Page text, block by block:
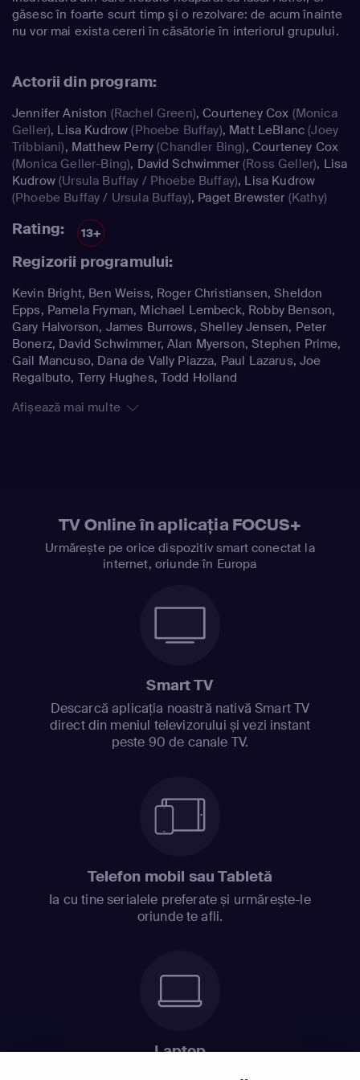
găsesc în foarte scurt timp şi o rezolvare: de acum înainte
nu vor mai exista cereri în căsătorie în interiorul grupului.
Actorii din program:
Jennifer Aniston (Rachel Green),Courteney Cox (Monica
Geller), Lisa Kudrow (Phoebe Buffay), Matt LeBlanc (Joey
Tribbiani), Matthew Perry (Chandler Bing), Courteney Cox
(Monica Geller-Bing), David Schwimmer(Ross Geller), Lisa
Kudrow(Ursula Buffay / Phoebe Buffay), Lisa Kudrow
(Phoebe Buffay / Ursula Buffay), Paget Brewster (Kathy)
Rating: 13+
Regizorii programului:
Kevin Bright, Ben Weiss, Roger Christiansen, Sheldon
Epps, Pamela Fryman, Michael Lembeck, Robby Benson,
Gary Halvorson, James Burrows, Shelley Jensen, Peter
Bonerz, David Schwimmer, Alan Myerson, Stephen Prime,
Gail Mancuso, Dana de Vally Piazza, Paul Lazarus, Joe
Regalbuto, Terry Hughes, Todd Holland
Afișează mai multe
TV Online în aplicația FOCUS+
Urmărește pe orice dispozitiv smart conectat la
internet, oriunde în Europa
Smart TV
Descarcă aplicația noastră nativă Smart TV
direct din meniul televizorului și vezi instant
peste 90 de canale TV.
Telefon mobil sau Tabletă
Ia cu tine serialele preferate și urmărește-le
oriunde te afli.
Laptop